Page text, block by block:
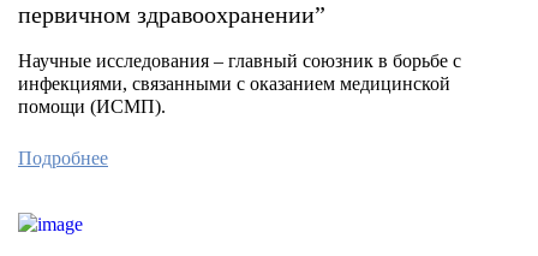
первичном здравоохранении”
Научные исследования – главный союзник в борьбе с
инфекциями, связанными с оказанием медицинской
помощи (ИСМП).
Подробнее